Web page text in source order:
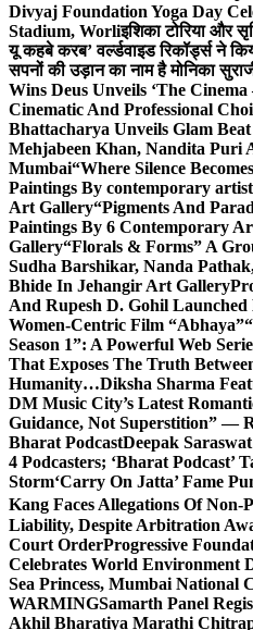
Divyaj Foundation Yoga Day
Stadium, Worliइशिका टोरिया और
यू कहबे करब’ वर्ल्डवाइड रिकॉर्ड्स ने
सपनों की उड़ान का नाम है मोनिका
Wins Deus Unveils ‘The
Cinematic And Professional
Bhattacharya Unveils Glam
Mehjabeen Khan, Nandita Puri
Mumbai“Where Silence
Paintings By contemporary
Art Gallery“Pigments And
Paintings By 6 Contemporary
Gallery“Florals & Forms” A
Sudha Barshikar, Nanda
Bhide In Jehangir Art Gallery
And Rupesh D. Gohil
Women-Centric Film “Abhaya”
Season 1”: A Powerful Web
That Exposes The Truth
Humanity…Diksha Sharma
DM Music City’s Latest
Guidance, Not Superstition” —
Bharat PodcastDeepak
4 Podcasters; ‘Bharat Podcast’
Storm‘Carry On Jatta’ Fame
Kang Faces Allegations Of
Liability, Despite Arbitration
Court OrderProgressive
Celebrates World Environment
Sea Princess, Mumbai National
WARMINGSamarth Panel
Akhil Bharatiya Marathi